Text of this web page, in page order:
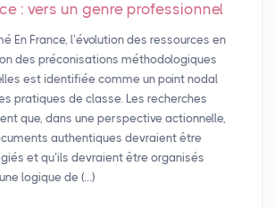
: vers un genre professionnel
En France, l’évolution des ressources en
des préconisations méthodologiques
est identifiée comme un point nodal
pratiques de classe. Les recherches
que, dans une perspective actionnelle,
authentiques devraient être
et qu’ils devraient être organisés
logique de (…)